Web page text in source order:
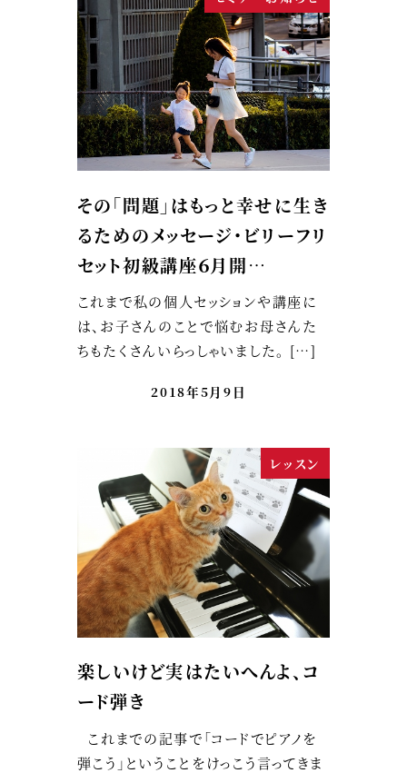
その「問題」はもっと幸せに生き
るためのメッセージ・ビリーフリ
セット初級講座６月開…
これまで私の個人セッションや講座に
は、お子さんのことで悩むお母さんた
ちもたくさんいらっしゃいました。 […]
2018年5月9日
レッスン
楽しいけど実はたいへんよ、コ
ード弾き
これまでの記事で「コードでピアノを
弾こう」ということをけっこう言ってきま